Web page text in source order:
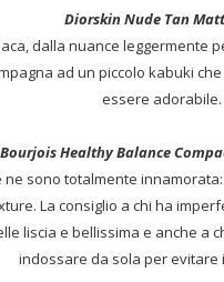
Diorskin Nude Tan
dalla nuance leggermente
ad un piccolo kabuki
essere adorabile.
Bourjois Healthy Balance
sono totalmente
La consiglio a chi ha
liscia e bellissima e anche a
indossare da sola per evitare